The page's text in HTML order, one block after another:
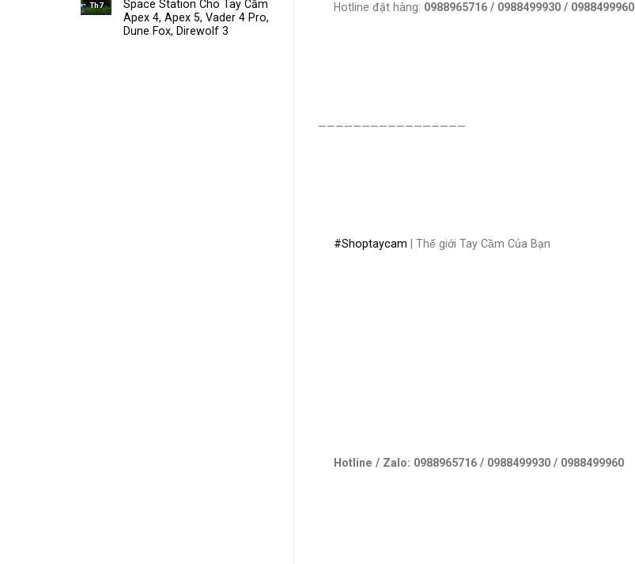
Hotline đặt hàng: 0988965716 / 0988499930 / 0988499960
—————————————————
#Shoptaycam | Thế giới Tay Cầm Của Bạn
Hotline / Zalo: 0988965716 / 0988499930 / 0988499960
Th7
Space Station Cho Tay Cầm
Apex 4, Apex 5, Vader 4 Pro,
Dune Fox, Direwolf 3